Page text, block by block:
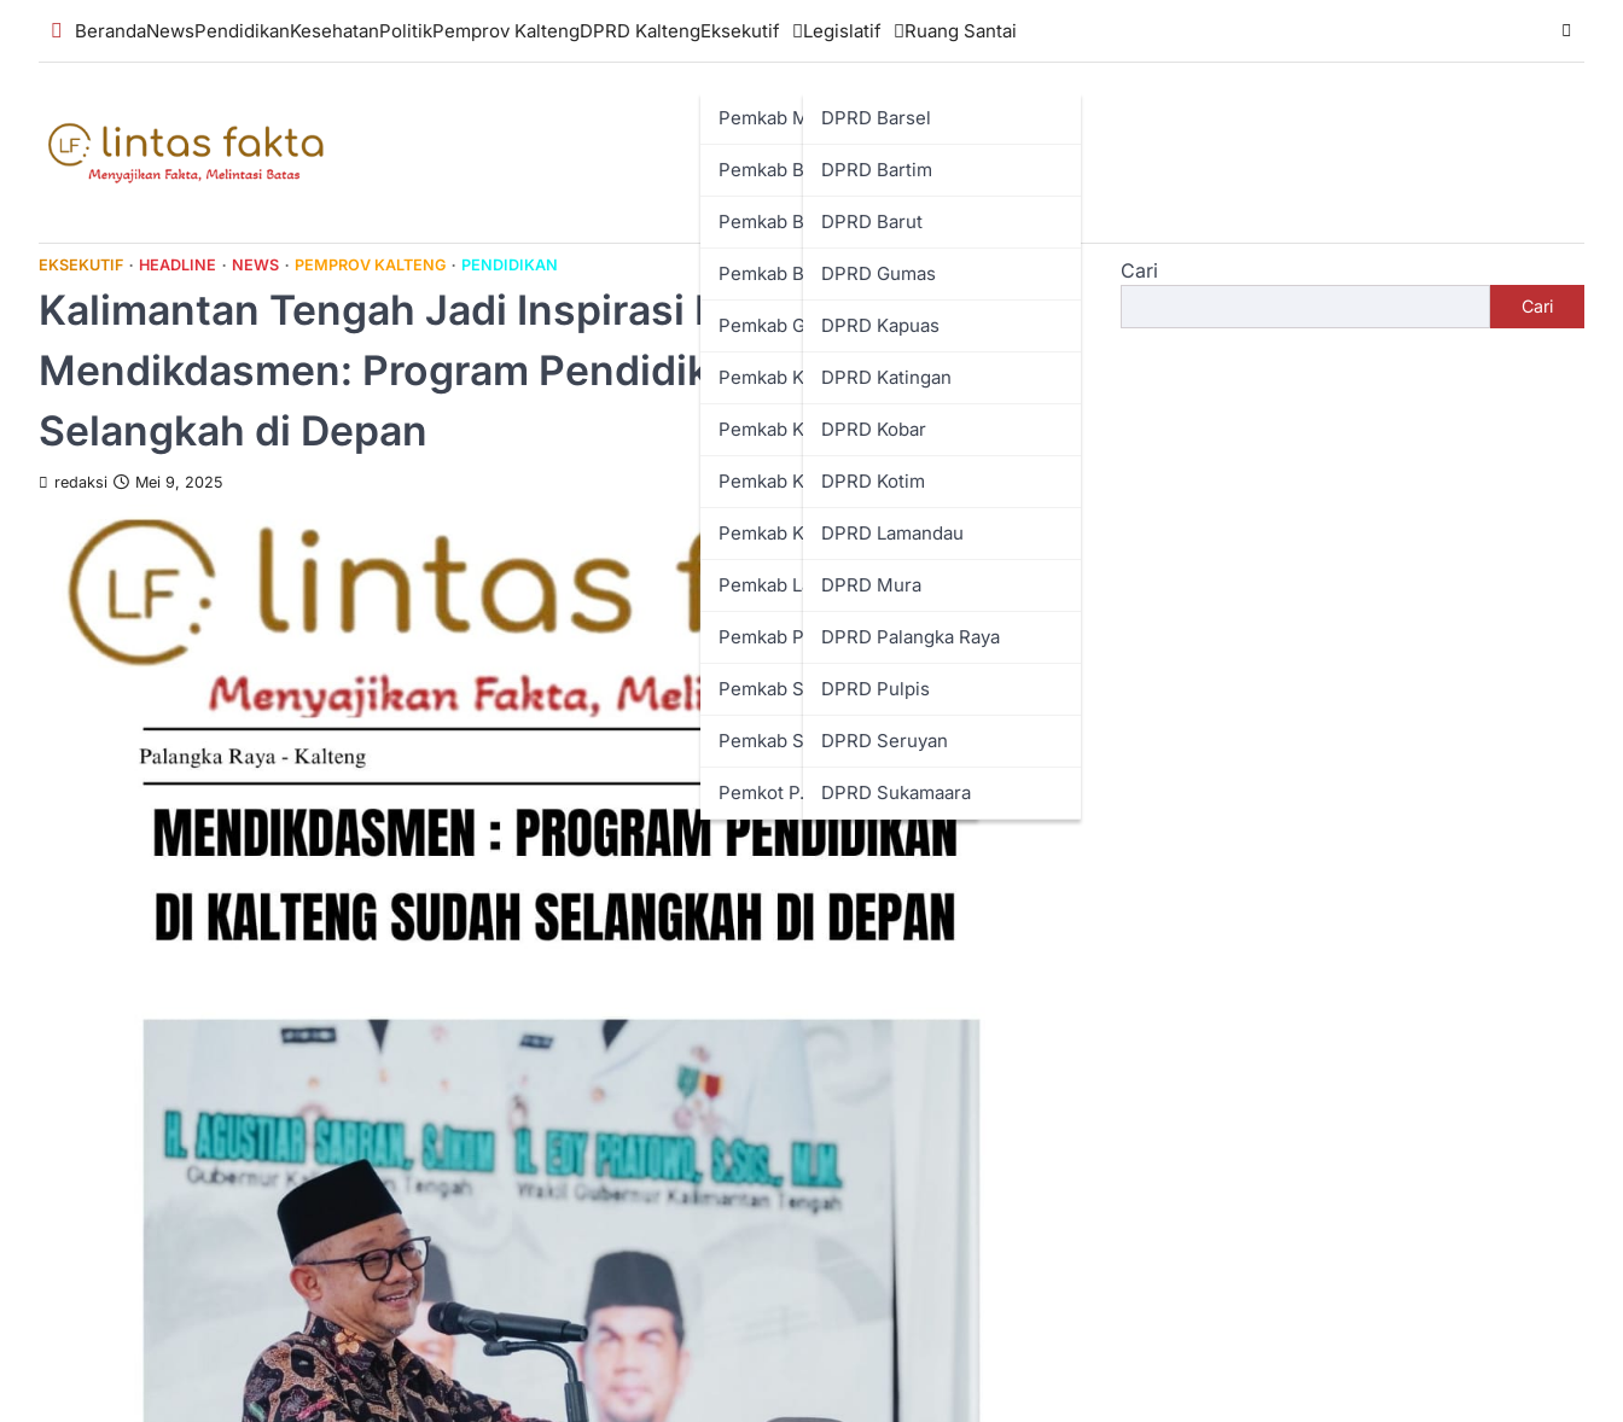
BerandaNewsPendidikanKesehatanPolitikPemprov KaltengDPRD KaltengEksekutif
Pemkab Murung Raya
Pemkab Barsel
Pemkab Bartim
Pemkab Barut
Pemkab Gumas
Pemkab Kapuas
Pemkab Katingan
Pemkab Kobar
Pemkab Kotim
Pemkab Lamandau
Pemkab Pulpis
Pemkab Seruyan
Pemkab Sukamara
Pemkot P. Raya
Legislatif
DPRD Barsel
DPRD Bartim
DPRD Barut
DPRD Gumas
DPRD Kapuas
DPRD Katingan
DPRD Kobar
DPRD Kotim
DPRD Lamandau
DPRD Mura
DPRD Palangka Raya
DPRD Pulpis
DPRD Seruyan
DPRD Sukamaara
Ruang Santai
EKSEKUTIF HEADLINE NEWS PEMPROV KALTENG PENDIDIKAN
Kalimantan Tengah Jadi Inspirasi Nasional,
Mendikdasmen: Program Pendidikan Daerah Sudah
Selangkah di Depan
redaksi Mei 9, 2025
Cari
Cari